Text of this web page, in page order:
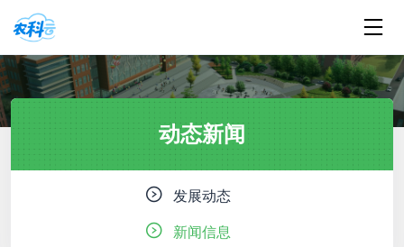
动态新闻
发展动态
新闻信息